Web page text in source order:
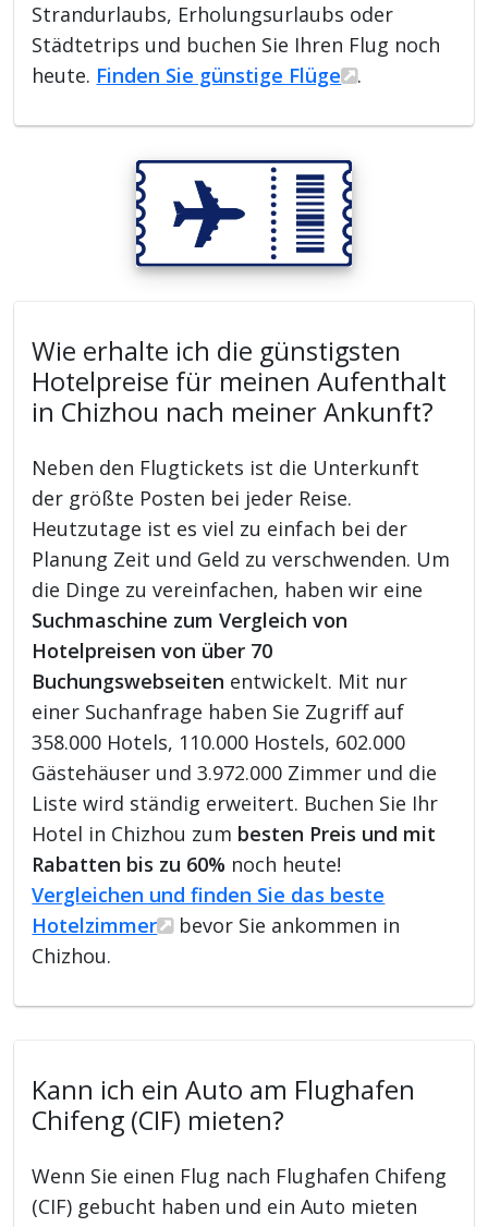
Strandurlaubs, Erholungsurlaubs oder
Städtetrips und buchen Sie Ihren Flug noch
heute. Finden Sie günstige Flüge .
Wie erhalte ich die günstigsten
Hotelpreise für meinen Aufenthalt
in Chizhou nach meiner Ankunft?
Neben den Flugtickets ist die Unterkunft
der größte Posten bei jeder Reise.
Heutzutage ist es viel zu einfach bei der
Planung Zeit und Geld zu verschwenden. Um
die Dinge zu vereinfachen, haben wir eine
Suchmaschine zum Vergleich von
Hotelpreisen von über 70
Buchungswebseiten entwickelt. Mit nur
einer Suchanfrage haben Sie Zugriff auf
358.000 Hotels, 110.000 Hostels, 602.000
Gästehäuser und 3.972.000 Zimmer und die
Liste wird ständig erweitert. Buchen Sie Ihr
Hotel in Chizhou zum besten Preis und mit
Rabatten bis zu 60% noch heute!
Vergleichen und finden Sie das beste
Hotelzimmer
bevor Sie ankommen in
Chizhou.
Kann ich ein Auto am Flughafen
Chifeng (CIF) mieten?
Wenn Sie einen Flug nach Flughafen Chifeng
(CIF) gebucht haben und ein Auto mieten